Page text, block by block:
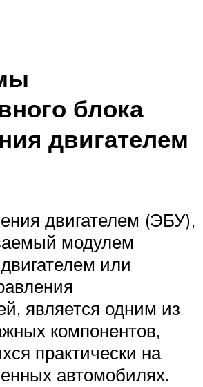
блока
двигателем
двигателем (ЭБУ),
модулем
или
является одним из
компонентов,
практически на
автомобилях.